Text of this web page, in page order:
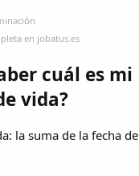
en jobatus.es
cuál es mi
vida?
la suma de la fecha de